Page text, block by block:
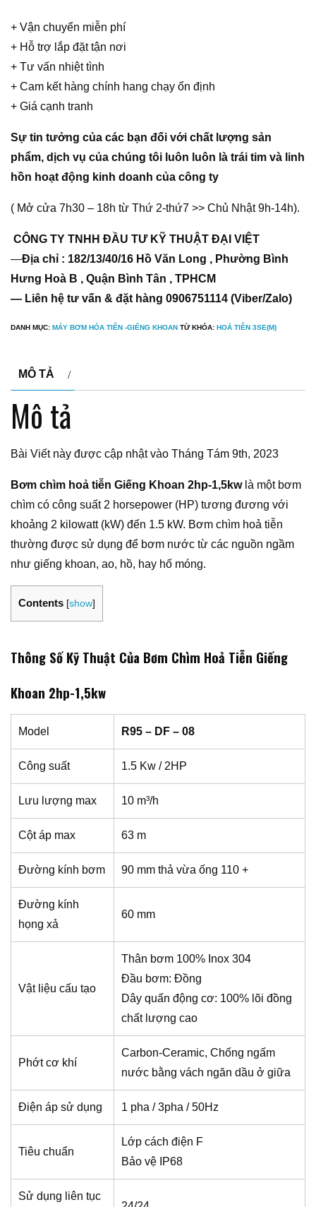
+ Vận chuyển miễn phí
+ Hỗ trợ lắp đặt tận nơi
+ Tư vấn nhiệt tình
+ Cam kết hàng chính hang chạy ổn định
+ Giá cạnh tranh
Sự tin tưởng của các bạn đối với chất lượng sản
phẩm, dịch vụ của chúng tôi luôn luôn là trái tim và linh
hồn hoạt động kinh doanh của công ty
( Mở cửa 7h30 – 18h từ Thứ 2-thứ7 >> Chủ Nhật 9h-14h).
CÔNG TY TNHH ĐẦU TƯ KỸ THUẬT ĐẠI VIỆT
—Địa chỉ : 182/13/40/16 Hồ Văn Long , Phường Bình
Hưng Hoà B , Quận Bình Tân , TPHCM
— Liên hệ tư vấn & đặt hàng 0906751114 (Viber/Zalo)
DANH MỤC: MÁY BƠM HỎA TIỄN -GIẾNG KHOAN TỪ KHÓA: HOẢ TIỄN 3SE(M)
MÔ TẢ
Mô tả
Bài Viết này được cập nhật vào Tháng Tám 9th, 2023
Bơm chìm hoả tiễn Giếng Khoan 2hp-1,5kwlà một bơm
chìm có công suất 2 horsepower (HP) tương đương với
khoảng 2 kilowatt (kW) đến 1.5 kW. Bơm chìm hoả tiễn
thường được sử dụng để bơm nước từ các nguồn ngầm
như giếng khoan, ao, hồ, hay hố móng.
Contents [show]
Thông Số Kỹ Thuật Của Bơm Chìm Hoả Tiễn Giếng
Khoan 2hp-1,5kw
Model R95 – DF – 08
Công suất 1.5 Kw / 2HP
Lưu lượng max 10 m³/h
Cột áp max 63 m
Đường kính bơm 90 mm thả vừa ống 110 +
Đường kính
họng xả
60 mm
Vật liệu cấu tạo
Thân bơm 100% Inox 304
Đầu bơm: Đồng
Dây quấn động cơ: 100% lõi đồng
chất lượng cao
Phớt cơ khí
Carbon-Ceramic, Chống ngấm
nước bằng vách ngăn dầu ở giữa
Điện áp sử dụng 1 pha / 3pha / 50Hz
Tiêu chuẩn
Lớp cách điện F
Bảo vệ IP68
Sử dụng liên tục